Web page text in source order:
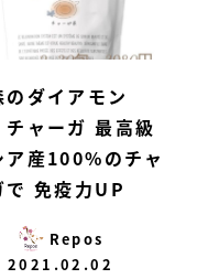
のダイアモン
チャーガ 最高級
ア産100%のチャ
で 免疫力UP
Repos
2021.02.02